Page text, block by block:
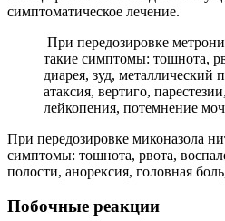
симптоматическое лечение.
При передозировке
такие симптомы: тошнота,
диарея, зуд, металлический
атаксия, вертиго,
лейкопения, потемнение
При передозировке миконазола
симптомы: тошнота, рвота,
полости, анорексия, головная
Побочные реакции